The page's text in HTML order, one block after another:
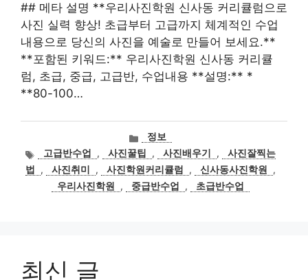
## 메타 설명 **우리사진학원 신사동 커리큘럼으로
사진 실력 향상! 초급부터 고급까지 체계적인 수업
내용으로 당신의 사진을 예술로 만들어 보세요.**
**포함된 키워드:** 우리사진학원 신사동 커리큘
럼, 초급, 중급, 고급반, 수업내용 **설명:** *
**80-100…
카
테
고
리
정보
태고급반수업 , 사진꿀팁 , 사진배우기 ,
사진잘찍는
법
, 사진취미 , 사진학원커리큘럼 , 신사동사진학원
,
우리사진학원
, 중급반수업 , 초급반수업
최신 글